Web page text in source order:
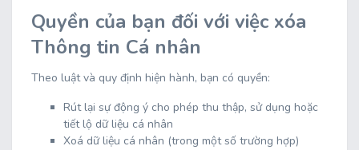
Quyền của bạn đối với việc xóa
Thông tin Cá nhân
Theo luật và quy định hiện hành, bạn có quyền:
Rút lại sự động ý cho phép thu thập, sử dụng hoặc
tiết lộ dữ liệu cá nhân
Xoá dữ liệu cá nhân (trong một số trường hợp)